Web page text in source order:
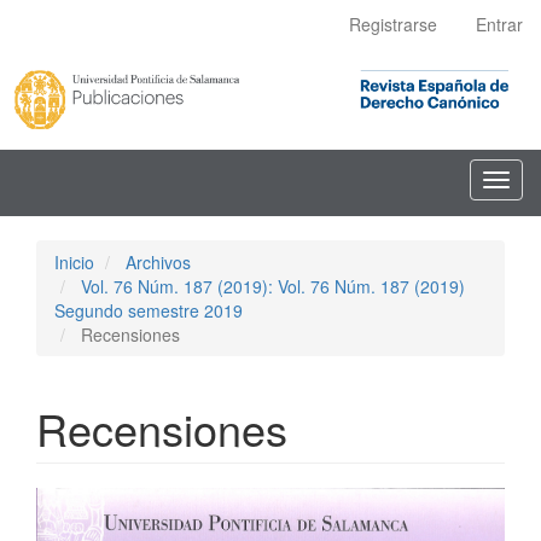
principal
Barra
lateral
Registrarse Entrar
Inicio
Archivos
Vol. 76 Núm. 187 (2019): Vol. 76 Núm. 187 (2019)
Segundo semestre 2019
Recensiones
Recensiones
Barra